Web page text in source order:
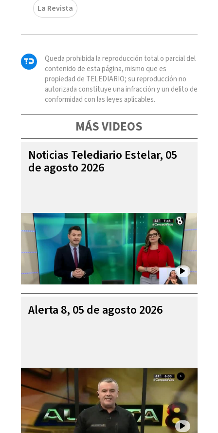
La Revista
Queda prohibida la reproducción total o parcial del
contenido de esta página, mismo que es
propiedad de TELEDIARIO; su reproducción no
autorizada constituye una infracción y un delito de
conformidad con las leyes aplicables.
MÁS VIDEOS
Noticias Telediario Estelar, 05
de agosto 2026
Alerta 8, 05 de agosto 2026